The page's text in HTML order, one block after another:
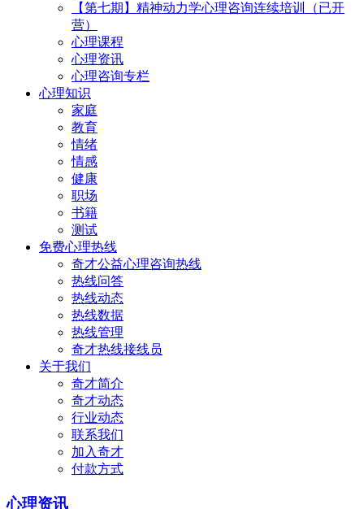
【第七期】精神动力学心理咨询连续培训（已开
营）
心理课程
心理资讯
心理咨询专栏
心理知识
家庭
教育
情绪
情感
健康
职场
书籍
测试
免费心理热线
奇才公益心理咨询热线
热线问答
热线动态
热线数据
热线管理
奇才热线接线员
关于我们
奇才简介
奇才动态
行业动态
联系我们
加入奇才
付款方式
心理资讯